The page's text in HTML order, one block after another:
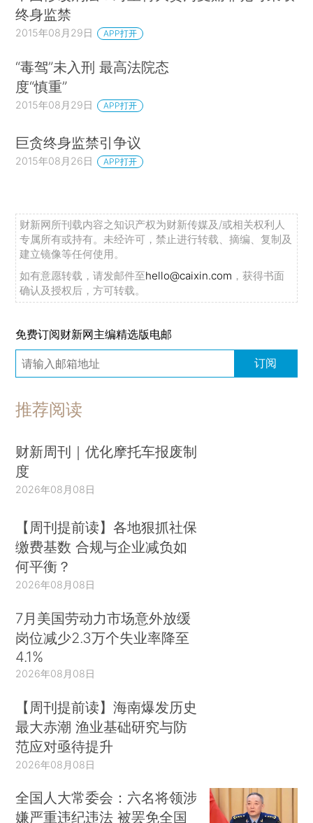
终身监禁
2015年08月29日 APP打开
“毒驾”未入刑 最高法院态
度“慎重”
2015年08月29日 APP打开
巨贪终身监禁引争议
2015年08月26日 APP打开
财新网所刊载内容之知识产权为财新传媒及/或相关权利人
专属所有或持有。未经许可，禁止进行转载、摘编、复制及
建立镜像等任何使用。
如有意愿转载，请发邮件至hello@caixin.com ，获得书面
确认及授权后，方可转载。
免费订阅财新网主编精选版电邮
订阅
推荐阅读
财新周刊｜优化摩托车报废制
度
2026年08月08日
【周刊提前读】各地狠抓社保
缴费基数 合规与企业减负如
何平衡？
2026年08月08日
7月美国劳动力市场意外放缓
岗位减少2.3万个失业率降至
4.1%
2026年08月08日
【周刊提前读】海南爆发历史
最大赤潮 渔业基础研究与防
范应对亟待提升
2026年08月08日
全国人大常委会：六名将领涉
嫌严重违纪违法 被罢免全国